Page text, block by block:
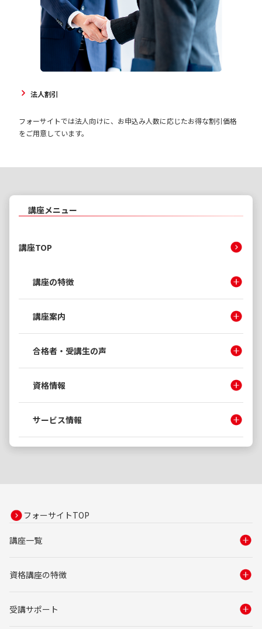
法人割引
フォーサイトでは法人向けに、お申込み人数に応じたお得な割引価格
をご用意しています。
講座メニュー
講座TOP
講座の特徴
講座案内
合格者・受講生の声
資格情報
サービス情報
フォーサイトTOP
講座一覧
資格講座の特徴
受講サポート